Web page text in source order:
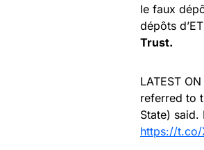
le faux
dépôts
Trust.
LATEST
referred to
State) said.
https://t.co/